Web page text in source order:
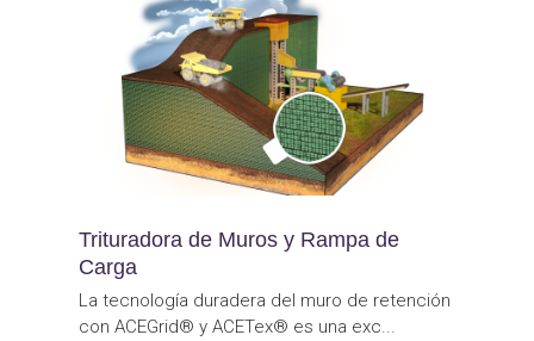
Trituradora de Muros y Rampa de
Carga
La tecnología duradera del muro de retención
con ACEGrid® y ACETex® es una exc...